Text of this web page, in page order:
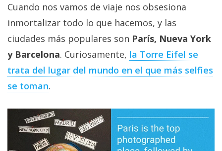
Cuando nos vamos de viaje nos obsesiona
inmortalizar todo lo que hacemos, y las
ciudades más populares son París, Nueva York
y Barcelona. Curiosamente, la Torre Eifel se
trata del lugar del mundo en el que más selfies
se toman.